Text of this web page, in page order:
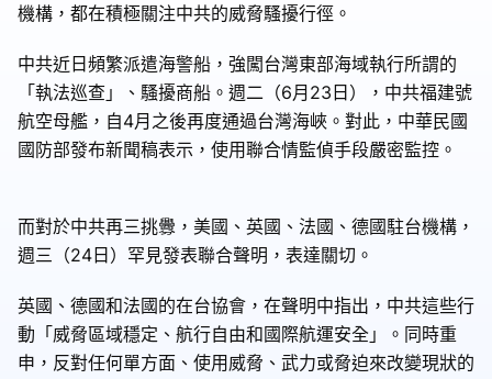
機構，都在積極關注中共的威脅騷擾行徑。
中共近日頻繁派遣海警船，強闖台灣東部海域執行所謂的
「執法巡查」、騷擾商船。週二（6月23日），中共福建號
航空母艦，自4月之後再度通過台灣海峽。對此，中華民國
國防部發布新聞稿表示，使用聯合情監偵手段嚴密監控。
而對於中共再三挑釁，美國、英國、法國、德國駐台機構，
週三（24日）罕見發表聯合聲明，表達關切。
英國、德國和法國的在台協會，在聲明中指出，中共這些行
動「威脅區域穩定、航行自由和國際航運安全」。同時重
申，反對任何單方面、使用威脅、武力或脅迫來改變現狀的